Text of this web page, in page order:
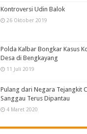
Kontroversi Udin Balok
26 Oktober 2019
Polda Kalbar Bongkar Kasus
Desa di Bengkayang
11 Juli 2019
Pulang dari Negara Tejangkit
Sanggau Terus Dipantau
4 Maret 2020